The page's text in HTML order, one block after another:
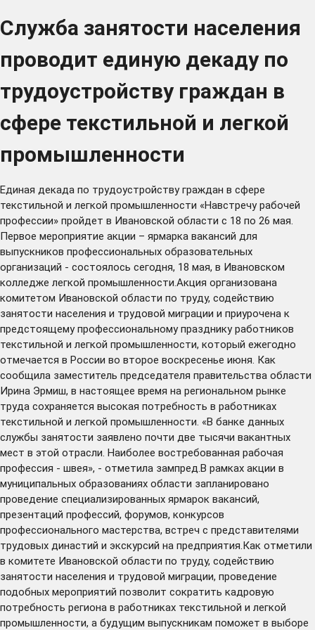
Служба занятости населения
проводит единую декаду по
трудоустройству граждан в
сфере текстильной и легкой
промышленности
Единая декада по трудоустройству граждан в сфере
текстильной и легкой промышленности «Навстречу рабочей
профессии» пройдет в Ивановской области с 18 по 26 мая.
Первое мероприятие акции – ярмарка вакансий для
выпускников профессиональных образовательных
организаций - состоялось сегодня, 18 мая, в Ивановском
колледже легкой промышленности.Акция организована
комитетом Ивановской области по труду, содействию
занятости населения и трудовой миграции и приурочена к
предстоящему профессиональному празднику работников
текстильной и легкой промышленности, который ежегодно
отмечается в России во второе воскресенье июня. Как
сообщила заместитель председателя правительства области
Ирина Эрмиш, в настоящее время на региональном рынке
труда сохраняется высокая потребность в работниках
текстильной и легкой промышленности. «В банке данных
службы занятости заявлено почти две тысячи вакантных
мест в этой отрасли. Наиболее востребованная рабочая
профессия - швея», - отметила зампред.В рамках акции в
муниципальных образованиях области запланировано
проведение специализированных ярмарок вакансий,
презентаций профессий, форумов, конкурсов
профессионального мастерства, встреч с представителями
трудовых династий и экскурсий на предприятия.Как отметили
в комитете Ивановской области по труду, содействию
занятости населения и трудовой миграции, проведение
подобных мероприятий позволит сократить кадровую
потребность региона в работниках текстильной и легкой
промышленности, а будущим выпускникам поможет в выборе